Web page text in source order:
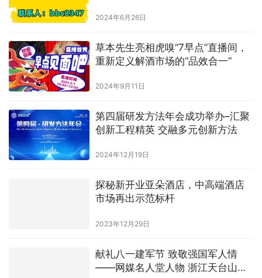
2024年6月26日
草本先生亮相虎嗅“7早点”直播间，
重新定义解酒市场的“品效合一”
2024年9月11日
第四届研发方法年会成功举办–汇聚
创新工程精英 交融多元创新方法
2024年12月19日
探秘新开业亚朵酒店，中高端酒店
市场再出示范标杆
2023年12月29日
献礼八一建军节 致敬强国军人情
——网媒名人堂人物 浙江天台山慈